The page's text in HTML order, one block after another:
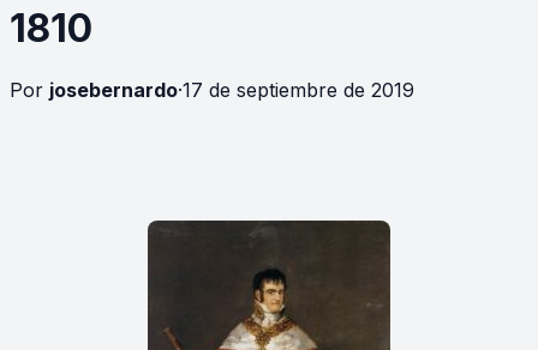
1810
Por josebernardo·17 de septiembre de 2019